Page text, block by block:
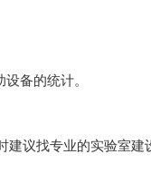
备的统计。
找专业的实验室建设